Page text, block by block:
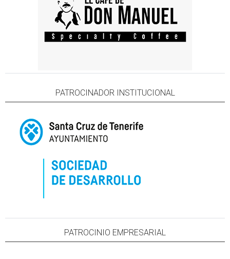
PATROCINADOR INSTITUCIONAL
PATROCINIO EMPRESARIAL